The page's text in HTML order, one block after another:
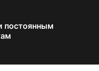
постоянным